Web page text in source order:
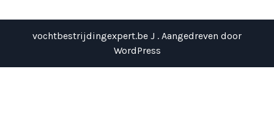
vochtbestrijdingexpert.be J . Aangedreven door
WordPress